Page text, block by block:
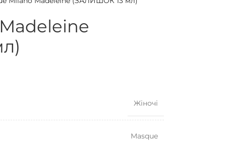
Жіночі
Masque